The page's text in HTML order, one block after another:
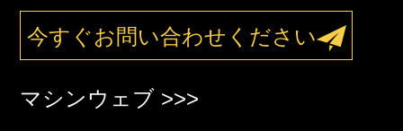
今すぐお問い合わせください
マシンウェブ >>>